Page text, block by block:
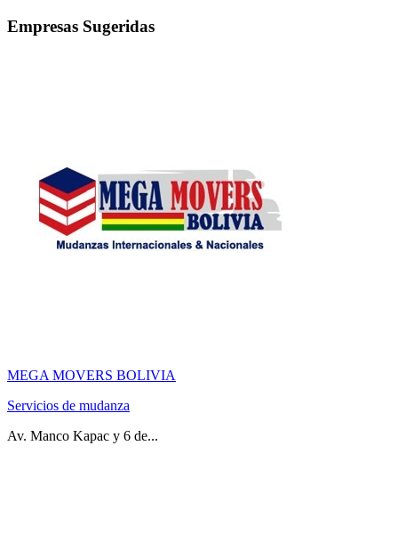
Empresas Sugeridas
MEGA MOVERS BOLIVIA
Servicios de mudanza
Av. Manco Kapac y 6 de...